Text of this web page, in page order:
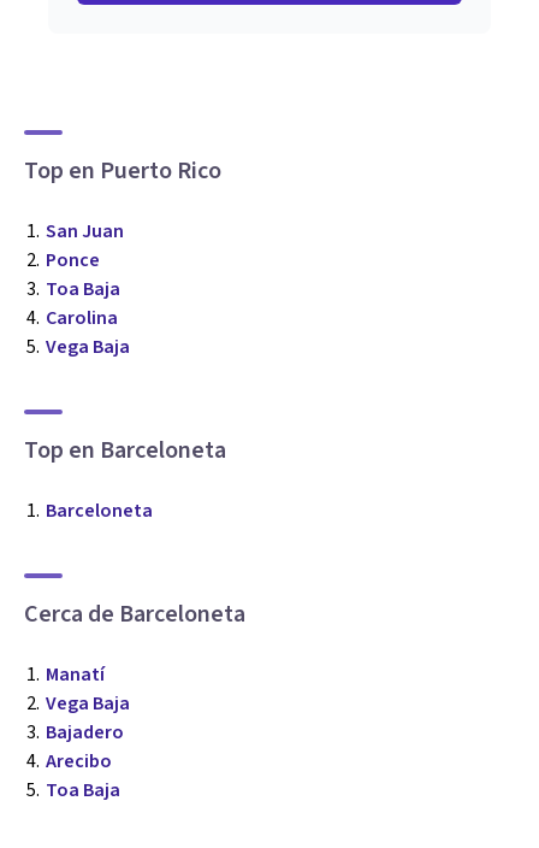
Top en Puerto Rico
San Juan
Ponce
Toa Baja
Carolina
Vega Baja
Top en Barceloneta
Barceloneta
Cerca de Barceloneta
Manatí
Vega Baja
Bajadero
Arecibo
Toa Baja